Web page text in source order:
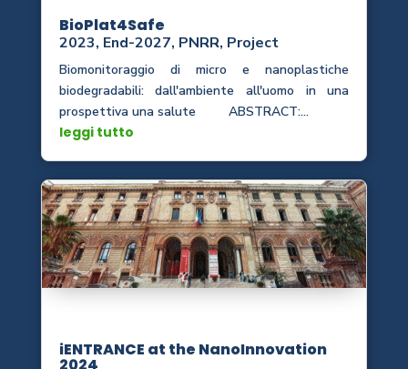
BioPlat4Safe
2023, End-2027, PNRR, Project
Biomonitoraggio di micro e nanoplastiche
biodegradabili: dall'ambiente all'uomo in una
prospettiva una salute ABSTRACT:...
leggi tutto
iENTRANCE at the NanoInnovation